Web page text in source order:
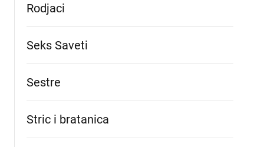
Rodjaci
Seks Saveti
Sestre
Stric i bratanica